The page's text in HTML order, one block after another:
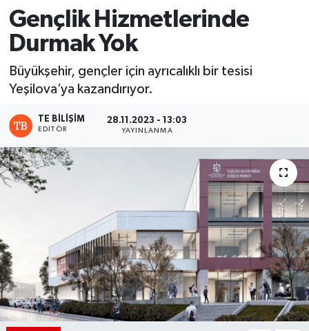
Gençlik Hizmetlerinde
Durmak Yok
Büyükşehir, gençler için ayrıcalıklı bir tesisi
Yeşilova’ya kazandırıyor.
TE BILIŞIM
EDITÖR
28.11.2023 - 13:03
YAYINLANMA